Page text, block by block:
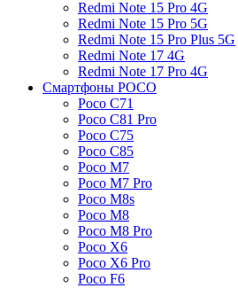
Redmi Note 15 Pro 4G
Redmi Note 15 Pro 5G
Redmi Note 15 Pro Plus 5G
Redmi Note 17 4G
Redmi Note 17 Pro 4G
Смартфоны POCO
Poco C71
Poco C81 Pro
Poco C75
Poco C85
Poco M7
Poco M7 Pro
Poco M8s
Poco M8
Poco M8 Pro
Poco X6
Poco X6 Pro
Poco F6